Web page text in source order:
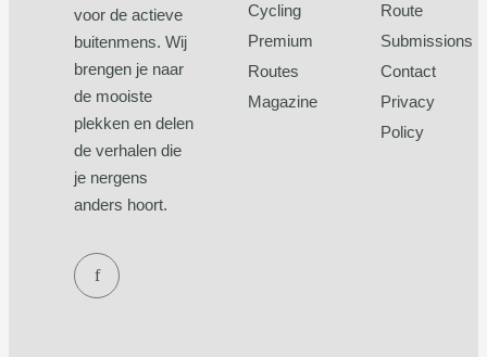
voor de actieve
buitenmens. Wij
brengen je naar
de mooiste
plekken en delen
de verhalen die
je nergens
anders hoort.
f
Cycling
Premium
Routes
Magazine
Route
Submissions
Contact
Privacy
Policy